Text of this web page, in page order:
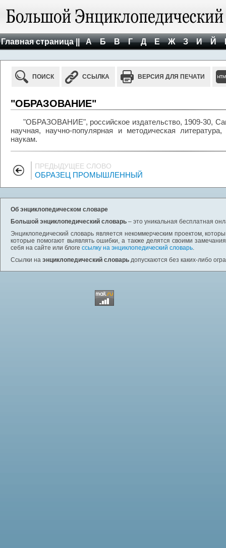
Главная страница || А Б В Г Д Е Ж З И Й
ПОИСК ССЫЛКА ВЕРСИЯ ДЛЯ ПЕЧАТИ
"ОБРАЗОВАНИЕ"
"ОБРАЗОВАНИЕ", российское издательство, 1909-30,
научная, научно-популярная и методическая
наукам.
ПРЕДЫДУЩЕЕ СЛОВО
ОБРАЗЕЦ ПРОМЫШЛЕННЫЙ
Об энциклопедическом словаре
Большой энциклопедический словарь – это уникальная бесплатная
Энциклопедический словарь является некоммерческим проектом,
которые помогают выявлять ошибки, а также делятся своими
себя на сайте или блоге ссылку на энциклопедический словарь.
Ссылки на энциклопедический словарь допускаются без каких-либо